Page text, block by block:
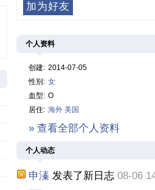
加为好友
个人资料
创建: 2014-07-05
性别: 女
血型: O
居住: 海外 美国
» 查看全部个人资料
个人动态
申溱 发表了新日志 08-06